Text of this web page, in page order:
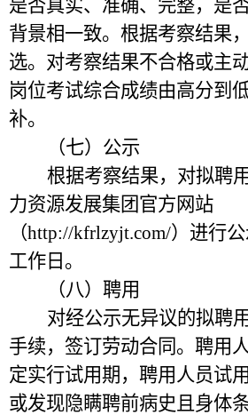
是否真实、准确、完整，是
背景相一致。根据考察结果
选。对考察结果不合格或主
岗位考试综合成绩由高分到
补。
（七）公示
根据考察结果，对拟聘
力资源发展集团官方网站
（http://kfrlzyjt.com/）进行
工作日。
（八）聘用
对经公示无异议的拟聘
手续，签订劳动合同。聘用
定实行试用期，聘用人员试
或发现隐瞒聘前病史且身体